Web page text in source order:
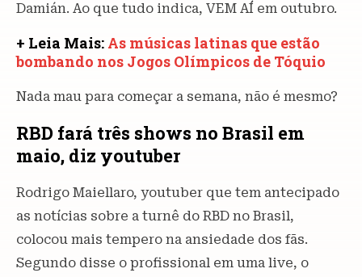
Damián. Ao que tudo indica, VEM AÍ em outubro.
+ Leia Mais: As músicas latinas que estão
bombando nos Jogos Olímpicos de Tóquio
Nada mau para começar a semana, não é mesmo?
RBD fará três shows no Brasil em
maio, diz youtuber
Rodrigo Maiellaro, youtuber que tem antecipado
as notícias sobre a turnê do RBD no Brasil,
colocou mais tempero na ansiedade dos fãs.
Segundo disse o profissional em uma live, o